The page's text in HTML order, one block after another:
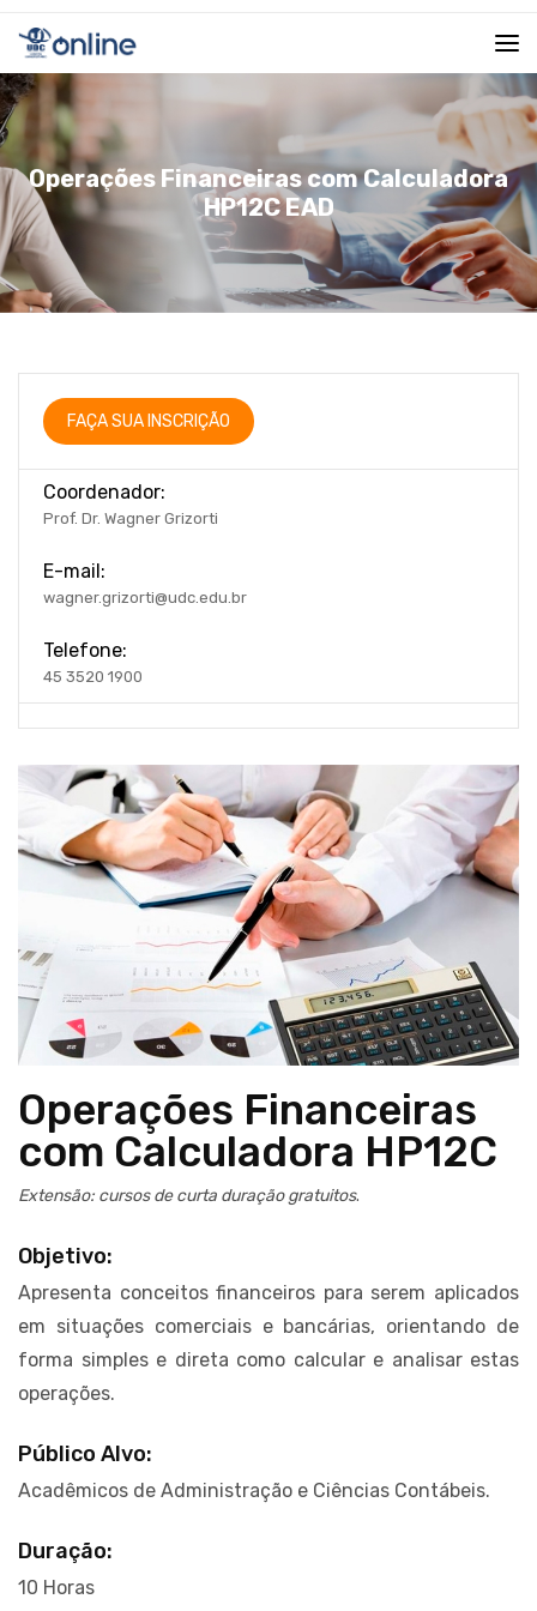
Operações Financeiras com Calculadora
HP12C EAD
FAÇA SUA INSCRIÇÃO
Coordenador:
Prof. Dr. Wagner Grizorti
E-mail:
wagner.grizorti@udc.edu.br
Telefone:
45 3520 1900
Operações Financeiras
com Calculadora HP12C
Extensão: cursos de curta duração gratuitos.
Objetivo:
Apresenta conceitos financeiros para serem aplicados
em situações comerciais e bancárias, orientando de
forma simples e direta como calcular e analisar estas
operações.
Público Alvo:
Acadêmicos de Administração e Ciências Contábeis.
Duração:
10 Horas